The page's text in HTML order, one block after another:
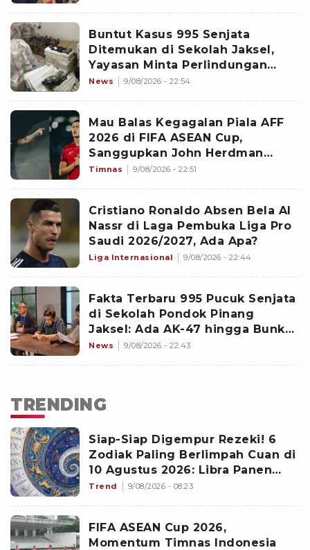
Buntut Kasus 995 Senjata
Ditemukan di Sekolah Jaksel,
Yayasan Minta Perlindungan
KPAI: Bagaimana Nasib Para
News 9/08/2026 - 22:54
Mau Balas Kegagalan Piala AFF
2026 di FIFA ASEAN Cup,
Sanggupkan John Herdman
Bawa Jay Idzes ke Timnas
Timnas 9/08/2026 - 22:51
Cristiano Ronaldo Absen Bela Al
Nassr di Laga Pembuka Liga Pro
Saudi 2026/2027, Ada Apa?
Liga Internasional 9/08/2026 - 22:44
Fakta Terbaru 995 Pucuk Senjata
di Sekolah Pondok Pinang
Jaksel: Ada AK-47 hingga Bunker
Terkunci
News 9/08/2026 - 22:43
TRENDING
Siap-Siap Digempur Rezeki! 6
Zodiak Paling Berlimpah Cuan di
10 Agustus 2026: Libra Panen
Proyek Emas
Trend 9/08/2026 - 08:23
FIFA ASEAN Cup 2026,
Momentum Timnas Indonesia